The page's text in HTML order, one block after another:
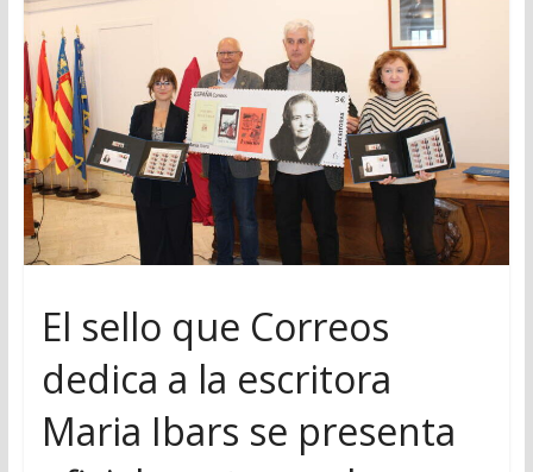
El sello que Correos
dedica a la escritora
Maria Ibars se presenta